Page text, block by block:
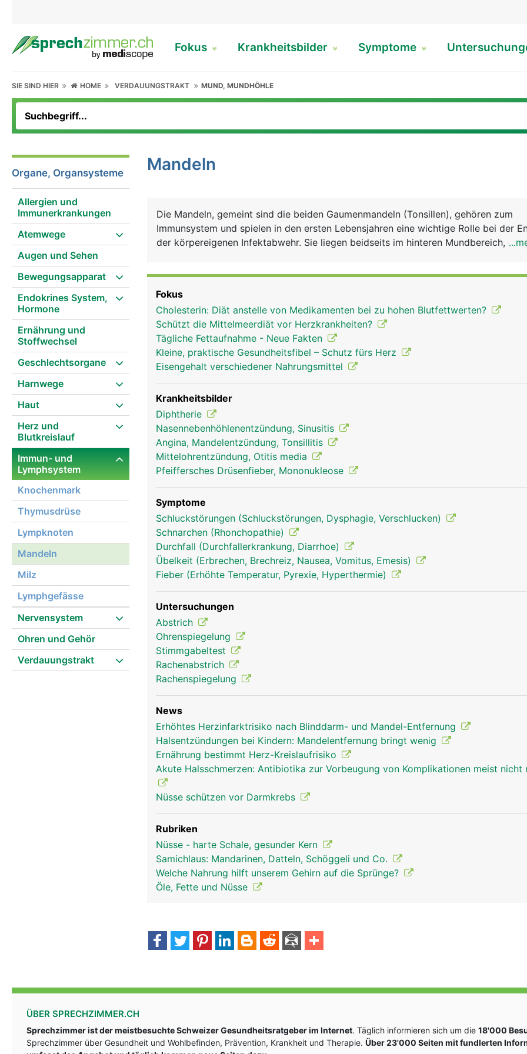
Fokus Krankheitsbilder Symptome
SIE SIND HIER HOME VERDAUUNGSTRAKT MUND, MUNDHÖHLE
Organe, Organsysteme
Allergien und
Immunerkrankungen
Atemwege
Augen und Sehen
Bewegungsapparat
Endokrines System,
Hormone
Ernährung und
Stoffwechsel
Geschlechtsorgane
Harnwege
Haut
Herz und
Blutkreislauf
Immun- und
Lymphsystem
Knochenmark
Thymusdrüse
Lympknoten
Mandeln
Milz
Lymphgefässe
Nervensystem
Ohren und Gehör
Verdauungstrakt
Mandeln
Die Mandeln, gemeint sind die beiden Gaumenmandeln (Tonsillen), gehören zum
Immunsystem und spielen in den ersten Lebensjahren eine wichtige Rolle bei der
der körpereigenen Infektabwehr. Sie liegen beidseits im hinteren Mundbereich,
Fokus
Cholesterin: Diät anstelle von Medikamenten bei zu hohen Blutfettwerten?
Schützt die Mittelmeerdiät vor Herzkrankheiten?
Tägliche Fettaufnahme - Neue Fakten
Kleine, praktische Gesundheitsfibel – Schutz fürs Herz
Eisengehalt verschiedener Nahrungsmittel
Krankheitsbilder
Diphtherie
Nasennebenhöhlenentzündung, Sinusitis
Angina, Mandelentzündung, Tonsillitis
Mittelohrentzündung, Otitis media
Pfeiffersches Drüsenfieber, Mononukleose
Symptome
Schluckstörungen (Schluckstörungen, Dysphagie, Verschlucken)
Schnarchen (Rhonchopathie)
Durchfall (Durchfallerkrankung, Diarrhoe)
Übelkeit (Erbrechen, Brechreiz, Nausea, Vomitus, Emesis)
Fieber (Erhöhte Temperatur, Pyrexie, Hyperthermie)
Untersuchungen
Abstrich
Ohrenspiegelung
Stimmgabeltest
Rachenabstrich
Rachenspiegelung
News
Erhöhtes Herzinfarktrisiko nach Blinddarm- und Mandel-Entfernung
Halsentzündungen bei Kindern: Mandelentfernung bringt wenig
Ernährung bestimmt Herz-Kreislaufrisiko
Akute Halsschmerzen: Antibiotika zur Vorbeugung von Komplikationen meist nicht
Nüsse schützen vor Darmkrebs
Rubriken
Nüsse - harte Schale, gesunder Kern
Samichlaus: Mandarinen, Datteln, Schöggeli und Co.
Welche Nahrung hilft unserem Gehirn auf die Sprünge?
Öle, Fette und Nüsse
ÜBER SPRECHZIMMER.CH
Sprechzimmer ist der meistbesuchte Schweizer Gesundheitsratgeber im Internet. Täglich informieren sich um die 18'000
Sprechzimmer über Gesundheit und Wohlbefinden, Prävention, Krankheit und Therapie. Über 23'000 Seiten mit fundlerten